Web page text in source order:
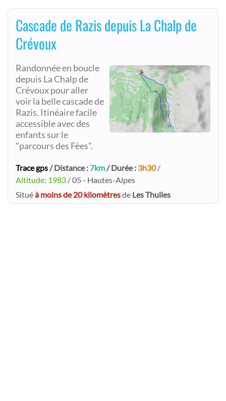
Cascade de Razis depuis La Chalp de
Crévoux
Randonnée en boucle
depuis La Chalp de
Crévoux pour aller
voir la belle cascade de
Razis. Itinéaire facile
accessible avec des
enfants sur le
"parcours des Fées".
Trace gps/ Distance : 7km/ Durée : 3h30/
Altitude: 1983 / 05 - Hautes-Alpes
Situéà moins de 20 kilomètresde Les Thuiles